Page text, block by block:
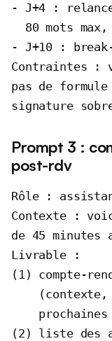
- J+4 :
80 mots max,
- J+10 :
Contraintes :
pas de
signature
Prompt 3 :
post-rdv
Rôle :
Contexte :
de 45
Livrable :
(1) compte-
prochaines
(2) liste des